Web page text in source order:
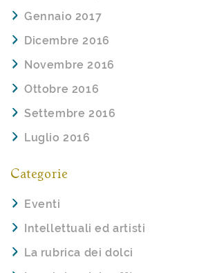
Gennaio 2017
Dicembre 2016
Novembre 2016
Ottobre 2016
Settembre 2016
Luglio 2016
Categorie
Eventi
Intellettuali ed artisti
La rubrica dei dolci